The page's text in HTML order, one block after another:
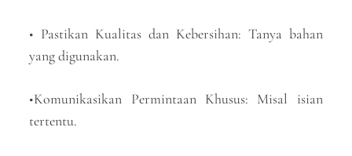
• Pastikan Kualitas dan Kebersihan: Tanya bahan
yang digunakan.
•Komunikasikan Permintaan Khusus: Misal isian
tertentu.